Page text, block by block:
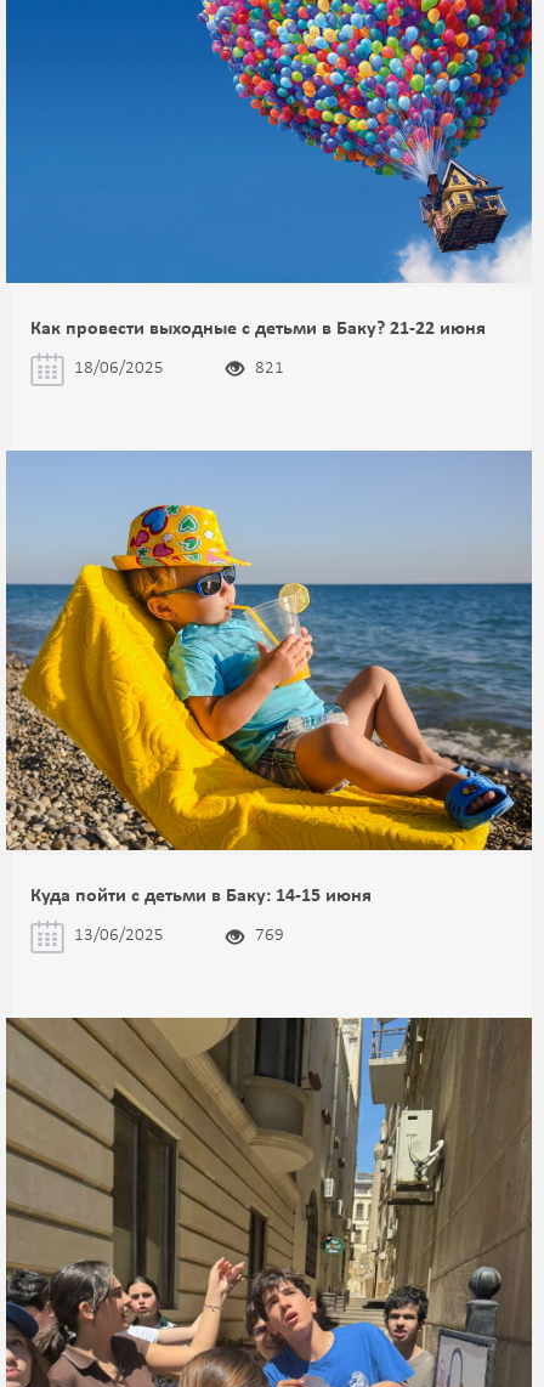
Как провести выходные с детьми в Баку? 21-22 июня
18/06/2025 821
Куда пойти с детьми в Баку: 14-15 июня
13/06/2025 769